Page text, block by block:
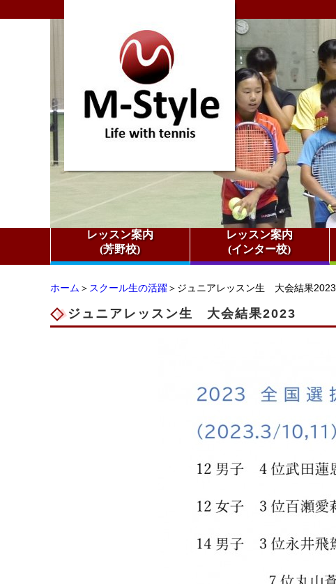
レッスン案内
(芳野校)
レッスン案内
(インター校)
ホーム ＞ スクール生の活躍＞ジュニアレッスン生 大会結果2023
ジュニアレッスン生 大会結果2023